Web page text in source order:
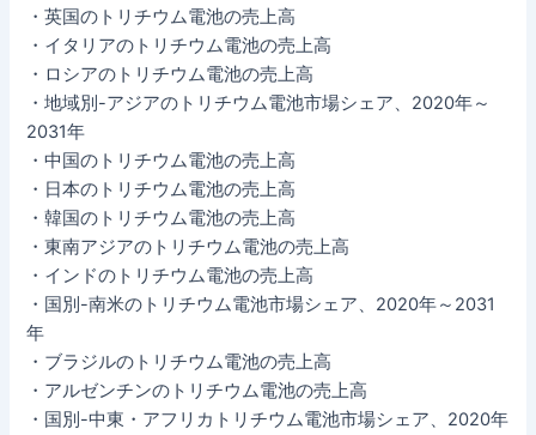
・英国のトリチウム電池の売上高
・イタリアのトリチウム電池の売上高
・ロシアのトリチウム電池の売上高
・地域別-アジアのトリチウム電池市場シェア、2020年～
2031年
・中国のトリチウム電池の売上高
・日本のトリチウム電池の売上高
・韓国のトリチウム電池の売上高
・東南アジアのトリチウム電池の売上高
・インドのトリチウム電池の売上高
・国別-南米のトリチウム電池市場シェア、2020年～2031
年
・ブラジルのトリチウム電池の売上高
・アルゼンチンのトリチウム電池の売上高
・国別-中東・アフリカトリチウム電池市場シェア、2020年